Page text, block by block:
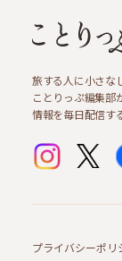
旅する人に小さな
ことりっぷ編集部
情報を毎日配信す
プライバシーポリ